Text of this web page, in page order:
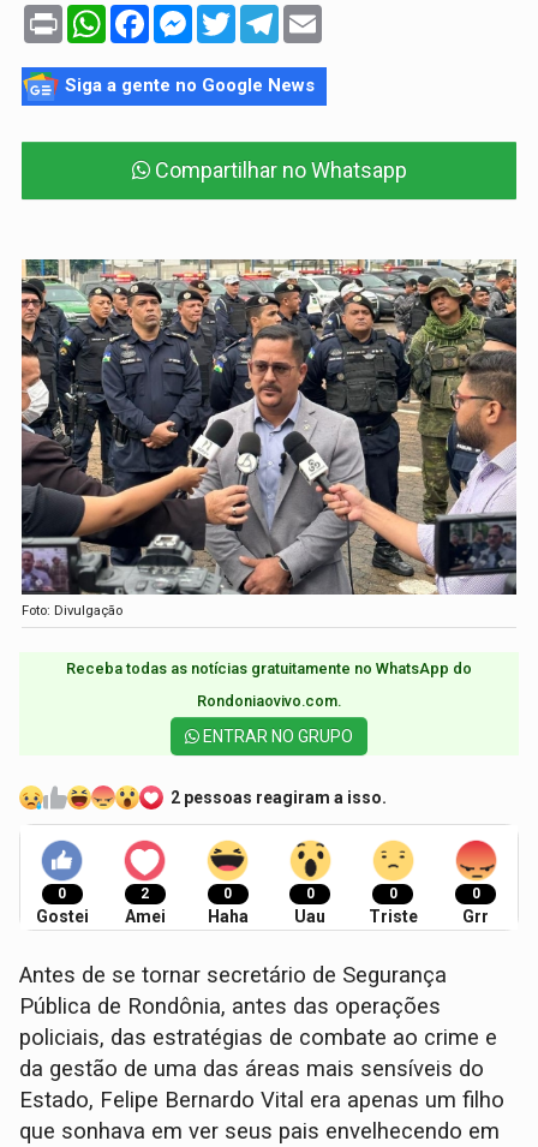
Print WhatsAppFacebookMessenger
TwitterTelegram
Siga a gente no Google News
Compartilhar no Whatsapp
Foto: Divulgação
Receba todas as notícias gratuitamente no WhatsApp do
Rondoniaovivo.com.​
ENTRAR NO GRUPO
2 pessoas reagiram a isso.
0
Gostei
2
Amei
0
Haha
0
Uau
0
Triste
0
Grr
Antes de se tornar secretário de Segurança
Pública de Rondônia, antes das operações
policiais, das estratégias de combate ao crime e
da gestão de uma das áreas mais sensíveis do
Estado, Felipe Bernardo Vital era apenas um filho
que sonhava em ver seus pais envelhecendo em